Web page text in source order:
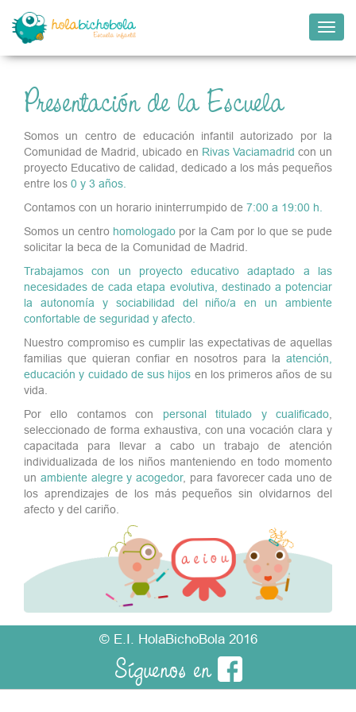
Presentación de la Escuela
Somos un centro de educación infantil autorizado por la
Comunidad de Madrid, ubicado en Rivas Vaciamadrid con un
proyecto Educativo de calidad, dedicado a los más pequeños
entre los 0 y 3 años.
Contamos con un horario ininterrumpido de 7:00 a 19:00 h.
Somos un centro homologado por la Cam por lo que se pude
solicitar la beca de la Comunidad de Madrid.
Trabajamos con un proyecto educativo adaptado a las
necesidades de cada etapa evolutiva, destinado a potenciar
la autonomía y sociabilidad del niño/a en un ambiente
confortable de seguridad y afecto.
Nuestro compromiso es cumplir las expectativas de aquellas
familias que quieran confiar en nosotros para la atención,
educación y cuidado de sus hijos en los primeros años de su
vida.
Por ello contamos con personal titulado y cualificado
seleccionado de forma exhaustiva, con una vocación clara y
capacitada para llevar a cabo un trabajo de atención
individualizada de los niños manteniendo en todo momento
un ambiente alegre y acogedor, para favorecer cada uno de
los aprendizajes de los más pequeños sin olvidarnos del
afecto y del cariño.
© E.I. HolaBichoBola 2016
Síguenos en